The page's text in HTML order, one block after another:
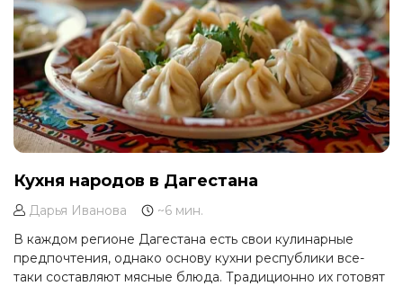
Кухня народов в Дагестана
Дарья Иванова
~6 мин.
В каждом регионе Дагестана есть свои кулинарные
предпочтения, однако основу кухни республики все-
таки составляют мясные блюда. Традиционно их готовят